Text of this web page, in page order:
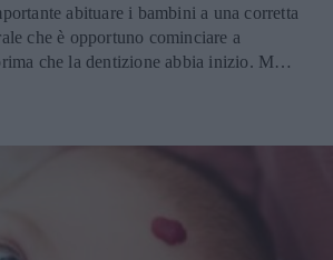
abituare i bambini a una corretta
che è opportuno cominciare a
che la dentizione abbia inizio. Ma
età?